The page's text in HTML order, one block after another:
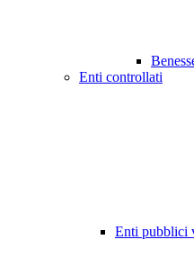
Enti controllati
Enti pubblici